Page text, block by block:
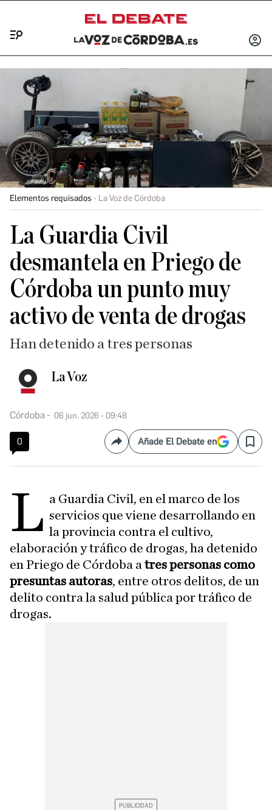
INICIAR
Elementos requisados La Voz de Córdoba
La Guardia Civil
desmantela en Priego de
Córdoba un punto muy
activo de venta de drogas
Han detenido a tres personas
La Voz
Córdoba 06 jun. 2026 - 09:48
0 CompartirAñade El Debate en Save
L a Guardia Civil, en el marco de los
servicios que viene desarrollando en
la provincia contra el cultivo,
elaboración y tráfico de drogas, ha detenido
en Priego de Córdoba a tres personas como
presuntas autoras, entre otros delitos, de un
delito contra la salud pública por tráfico de
drogas.